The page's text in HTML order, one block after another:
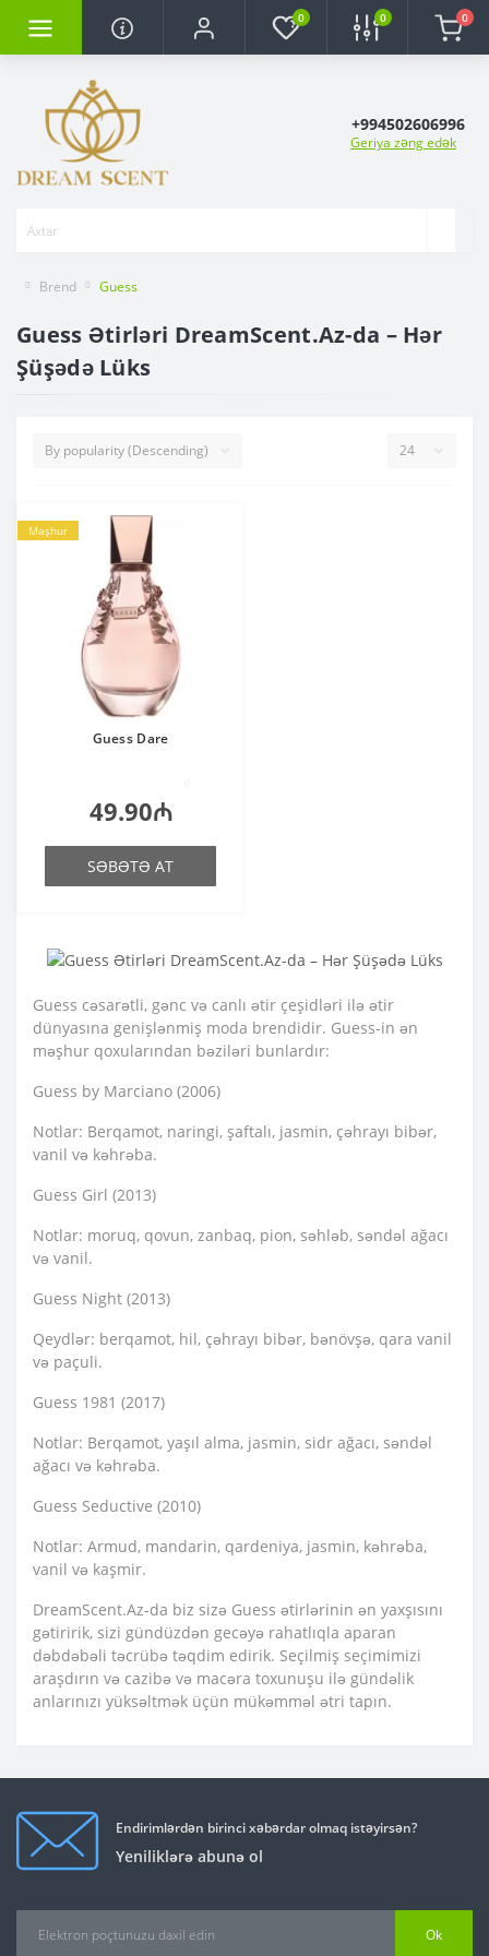
0 0 0
+994502606996
Geriya zəng edək
Brend Guess
Guess Ətirləri DreamScent.Az-da – Hər
Şüşədə Lüks
Məşhur
Guess Dare
49.90₼
SƏBƏTƏ AT
Guess cəsarətli, gənc və canlı ətir çeşidləri ilə ətir
dünyasına genişlənmiş moda brendidir. Guess-in ən
məşhur qoxularından bəziləri bunlardır:
Guess by Marciano (2006)
Notlar: Berqamot, naringi, şaftalı, jasmin, çəhrayı bibər,
vanil və kəhrəba.
Guess Girl (2013)
Notlar: moruq, qovun, zanbaq, pion, səhləb, səndəl ağacı
və vanil.
Guess Night (2013)
Qeydlər: berqamot, hil, çəhrayı bibər, bənövşə, qara vanil
və paçuli.
Guess 1981 (2017)
Notlar: Berqamot, yaşıl alma, jasmin, sidr ağacı, səndəl
ağacı və kəhrəba.
Guess Seductive (2010)
Notlar: Armud, mandarin, qardeniya, jasmin, kəhrəba,
vanil və kaşmir.
DreamScent.Az-da biz sizə Guess ətirlərinin ən yaxşısını
gətiririk, sizi gündüzdən gecəyə rahatlıqla aparan
dəbdəbəli təcrübə təqdim edirik. Seçilmiş seçimimizi
araşdırın və cazibə və macəra toxunuşu ilə gündəlik
anlarınızı yüksəltmək üçün mükəmməl ətri tapın.
Endirimlərdən birinci xəbərdar olmaq istəyirsən?
Yeniliklərə abunə ol
Ok